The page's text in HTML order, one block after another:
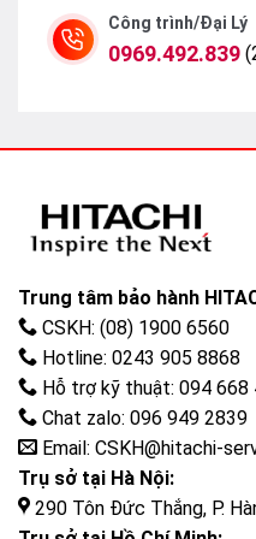
Khi sử dụng tủ lạnh
dùng có thể gặp phải
Một trong những lỗi
nhiệt độ bên trong tủ lạnh.
Nguyên Nhân:
cảm biến nhiệt độ
hồi đúng tín hiệu từ
Khắc Phục: Cần kiểm
thiết, thay thế bo
động chính xác.
Công trình/Đại Lý
0969.492.839
Trung tâm bảo hành
CSKH: (08) 1900 6560
Hotline: 0243 905 8868
Hỗ trợ kỹ thuật: 094 668
Chat zalo: 096 949 2839
Email: CSKH@hitachi-
Trụ sở tại Hà Nội:
290 Tôn Đức Thắng, P.